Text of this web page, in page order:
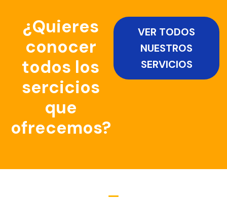
¿Quieres
conocer
todos los
sercicios
que
ofrecemos?
VER TODOS
NUESTROS
SERVICIOS